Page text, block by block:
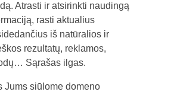
Atrasti ir atsirinkti naudingą
rasti aktualius
iš natūralios ir
rezultatų, reklamos,
Sąrašas ilgas.
Jums siūlome domeno